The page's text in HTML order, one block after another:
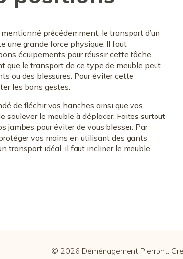
mentionné précédemment, le transport d’un
une grande force physique. Il faut
équipements pour réussir cette tâche.
que le transport de ce type de meuble peut
ou des blessures. Pour éviter cette
les bons gestes.
de fléchir vos hanches ainsi que vos
soulever le meuble à déplacer. Faites surtout
jambes pour éviter de vous blesser. Par
vos mains en utilisant des gants
transport idéal, il faut incliner le meuble.
© 2026 Déménagement Pierront.